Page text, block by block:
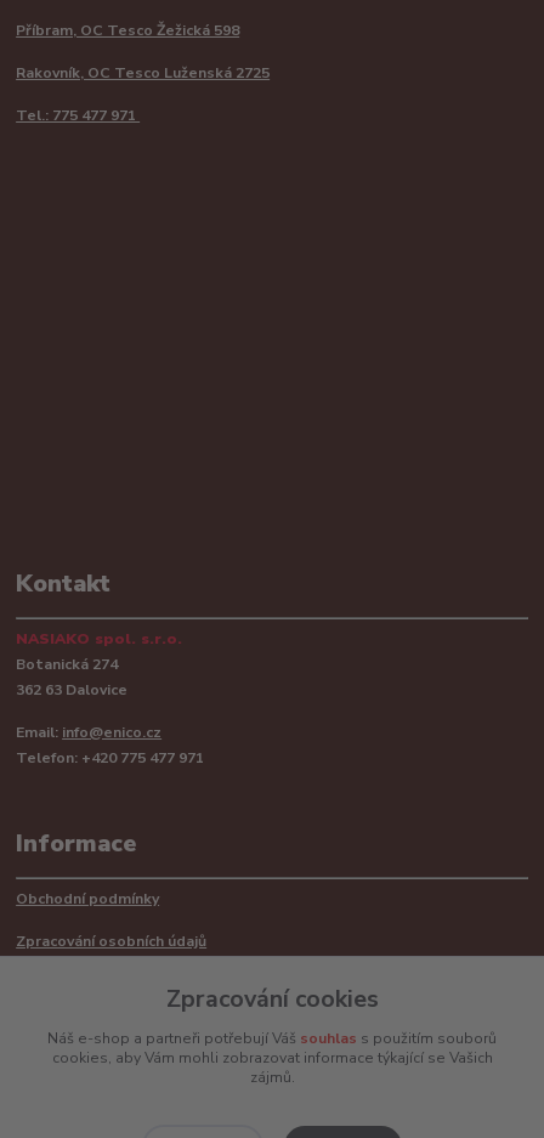
Příbram, OC Tesco Žežická 598
Rakovník, OC Tesco Luženská 2725
Tel.: 775 477 971
Kontakt
NASIAKO spol. s.r.o.
Botanická 274
362 63 Dalovice
Email: info@enico.cz
Telefon: +420 775 477 971
Informace
Obchodní podmínky
Zpracování osobních údajů
Mimosoudní řešení sporů ADR
Zpracování cookies
Náš e-shop a partneři potřebují Váš souhlas s použitím souborů
cookies, aby Vám mohli zobrazovat informace týkající se Vašich
zájmů.